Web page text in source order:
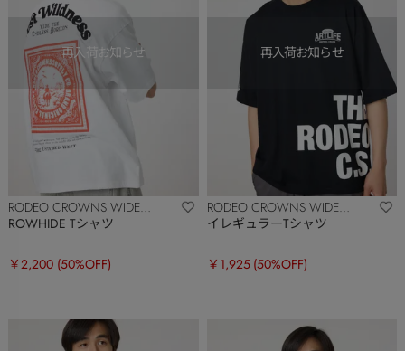
RODEO CROWNS WIDE
BOWL
ROWHIDE Tシャツ
￥2,200 (50%OFF)
RODEO CROWNS WIDE
BOWL
イレギュラーTシャツ
￥1,925 (50%OFF)